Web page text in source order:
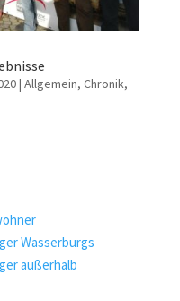
| Allgemein, Chronik,
Wasserburgs
außerhalb